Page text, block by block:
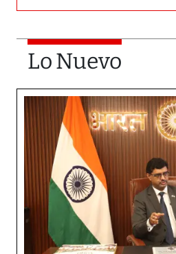
Lo Nuevo